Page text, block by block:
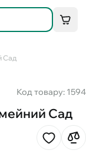
Сад
Код товару: 1594
Сад